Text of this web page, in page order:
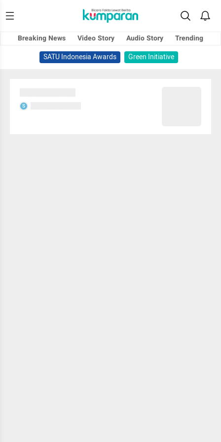
Breaking News Video Story Audio Story
Trending
SATU Indonesia Awards
Green Initiative
S